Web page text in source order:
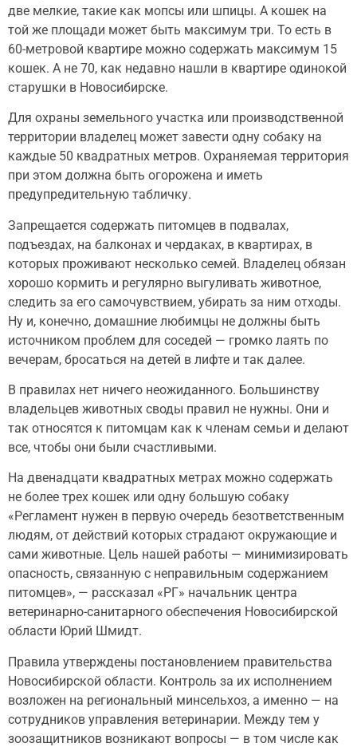
две мелкие, такие как мопсы или шпицы. А кошек на
той же площади может быть максимум три. То есть в
60-метровой квартире можно содержать максимум 15
кошек. А не 70, как недавно нашли в квартире одинокой
старушки в Новосибирске.
Для охраны земельного участка или производственной
территории владелец может завести одну собаку на
каждые 50 квадратных метров. Охраняемая территория
при этом должна быть огорожена и иметь
предупредительную табличку.
Запрещается содержать питомцев в подвалах,
подъездах, на балконах и чердаках, в квартирах, в
которых проживают несколько семей. Владелец обязан
хорошо кормить и регулярно выгуливать животное,
следить за его самочувствием, убирать за ним отходы.
Ну и, конечно, домашние любимцы не должны быть
источником проблем для соседей — громко лаять по
вечерам, бросаться на детей в лифте и так далее.
В правилах нет ничего неожиданного. Большинству
владельцев животных своды правил не нужны. Они и
так относятся к питомцам как к членам семьи и делают
все, чтобы они были счастливыми.
На двенадцати квадратных метрах можно содержать
не более трех кошек или одну большую собаку
«Регламент нужен в первую очередь безответственным
людям, от действий которых страдают окружающие и
сами животные. Цель нашей работы — минимизировать
опасность, связанную с неправильным содержанием
питомцев», — рассказал «РГ» начальник центра
ветеринарно-санитарного обеспечения Новосибирской
области Юрий Шмидт.
Правила утверждены постановлением правительства
Новосибирской области. Контроль за их исполнением
возложен на региональный минсельхоз, а именно — на
сотрудников управления ветеринарии. Между тем у
зоозащитников возникают вопросы — в том числе как